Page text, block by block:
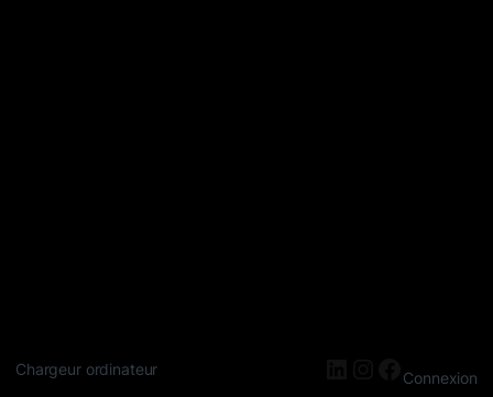
Chargeur ordinateur LinkedIn
Instagram
Connexion